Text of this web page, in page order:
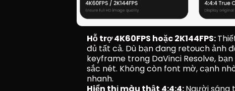
Hỗ trợ 4K60FPS hoặc 2K144FPS:
đủ tất cả. Dù bạn đang retouch ảnh
keyframe trong DaVinci Resolve,
sắc nét. Không còn font mờ, cạnh
nhanh.
Hiển thị màu thật 4:4:4: Người sáng